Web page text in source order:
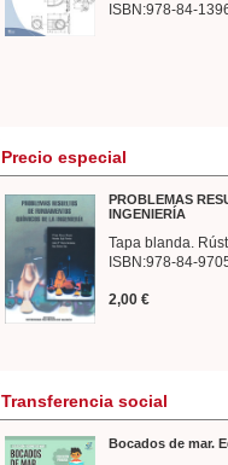
ISBN:978-84-
Precio especial
PROBLEMAS
INGENIERÍA
Tapa blanda.
ISBN:978-84-
2,00 €
Transferencia social
Bocados de mar.